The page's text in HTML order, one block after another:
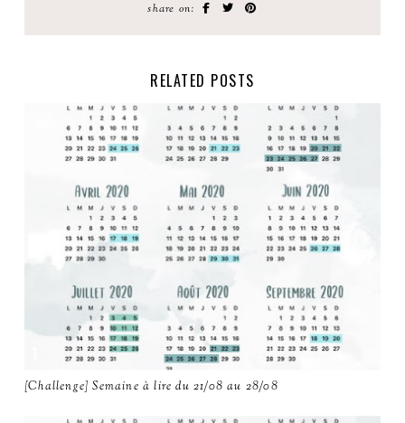
share on:
RELATED POSTS
[Challenge] Semaine à lire du 21/08 au 28/08